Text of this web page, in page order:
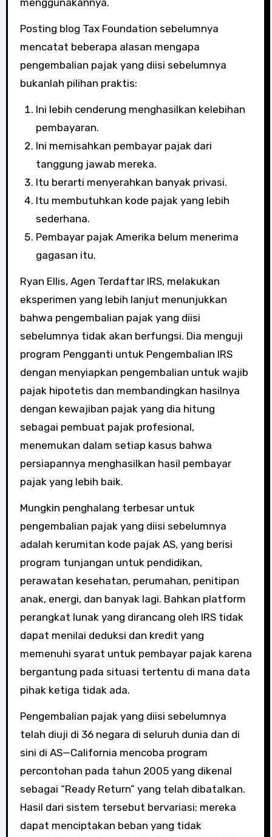
menggunakannya.
Posting blog Tax Foundation sebelumnya
mencatat beberapa alasan mengapa
pengembalian pajak yang diisi sebelumnya
bukanlah pilihan praktis:
Ini lebih cenderung menghasilkan kelebihan
pembayaran.
Ini memisahkan pembayar pajak dari
tanggung jawab mereka.
Itu berarti menyerahkan banyak privasi.
Itu membutuhkan kode pajak yang lebih
sederhana.
Pembayar pajak Amerika belum menerima
gagasan itu.
Ryan Ellis, Agen Terdaftar IRS, melakukan
eksperimen yang lebih lanjut menunjukkan
bahwa pengembalian pajak yang diisi
sebelumnya tidak akan berfungsi. Dia menguji
program Pengganti untuk Pengembalian IRS
dengan menyiapkan pengembalian untuk wajib
pajak hipotetis dan membandingkan hasilnya
dengan kewajiban pajak yang dia hitung
sebagai pembuat pajak profesional,
menemukan dalam setiap kasus bahwa
persiapannya menghasilkan hasil pembayar
pajak yang lebih baik.
Mungkin penghalang terbesar untuk
pengembalian pajak yang diisi sebelumnya
adalah kerumitan kode pajak AS, yang berisi
program tunjangan untuk pendidikan,
perawatan kesehatan, perumahan, penitipan
anak, energi, dan banyak lagi. Bahkan platform
perangkat lunak yang dirancang oleh IRS tidak
dapat menilai deduksi dan kredit yang
memenuhi syarat untuk pembayar pajak karena
bergantung pada situasi tertentu di mana data
pihak ketiga tidak ada.
Pengembalian pajak yang diisi sebelumnya
telah diuji di 36 negara di seluruh dunia dan di
sini di AS—California mencoba program
percontohan pada tahun 2005 yang dikenal
sebagai “Ready Return” yang telah dibatalkan.
Hasil dari sistem tersebut bervariasi; mereka
dapat menciptakan beban yang tidak